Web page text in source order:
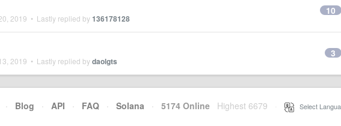
2019 • Lastly replied by136178128
10
2019 • Lastly replied bydaolgts
3
· Blog · API · FAQ · Solana · 5174 Online Highest 6679 Select